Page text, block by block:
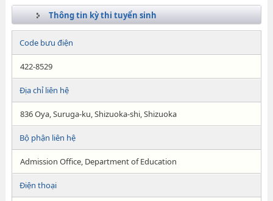
Thông tin kỳ thi tuyển sinh
Code bưu điện
422-8529
Địa chỉ liên hệ
836 Oya, Suruga-ku, Shizuoka-shi, Shizuoka
Bộ phận liên hệ
Admission Office, Department of Education
Điện thoại